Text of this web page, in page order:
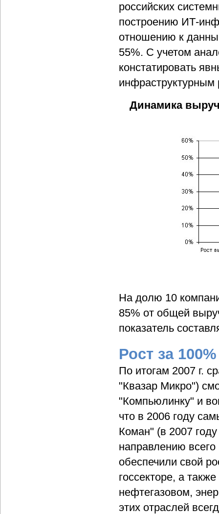
российских
построению ИТ-
отношению к
55%. С учетом
констатировать
Динамика
На долю 10
85% от общей
показатель
Рост за 100%
По итогам 2007 г.
"Квазар Микро")
"Компьюлинку" и
что в 2006 году
Коман" (в 2007
направлению
обеспечили свой
госсекторе, а
нефтегазовом,
этих отраслей